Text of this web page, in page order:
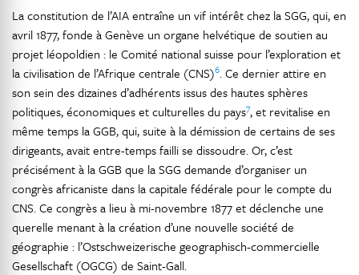
La constitution de l’AIA entraîne un vif intérêt chez la SGG, qui, en
avril 1877, fonde à Genève un organe helvétique de soutien au
projet léopoldien : le Comité national suisse pour l’exploration et
la civilisation de l’Afrique centrale (CNS)6. Ce dernier attire en
son sein des dizaines d’adhérents issus des hautes sphères
politiques, économiques et culturelles du pays7, et revitalise en
même temps la GGB, qui, suite à la démission de certains de ses
dirigeants, avait entre-temps failli se dissoudre. Or, c’est
précisément à la GGB que la SGG demande d’organiser un
congrès africaniste dans la capitale fédérale pour le compte du
CNS. Ce congrès a lieu à mi-novembre 1877 et déclenche une
querelle menant à la création d’une nouvelle société de
géographie : l’Ostschweizerische geographisch-commercielle
Gesellschaft (OGCG) de Saint-Gall.